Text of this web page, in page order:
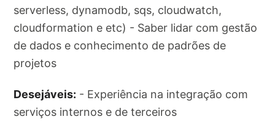
serverless, dynamodb, sqs, cloudwatch,
cloudformation e etc) - Saber lidar com gestão
de dados e conhecimento de padrões de
projetos
Desejáveis: - Experiência na integração com
serviços internos e de terceiros